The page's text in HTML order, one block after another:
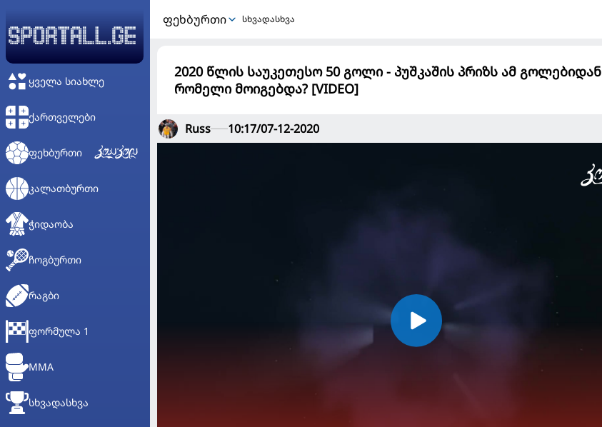
ᲧᲕᲔᲚᲐ ᲡᲘᲐᲮᲚᲔ
ᲥᲐᲠᲗᲕᲔᲚᲔᲑᲘ
ᲤᲔᲮᲑᲣᲠᲗᲘ
ᲙᲐᲚᲐᲗᲑᲣᲠᲗᲘ
ᲭᲘᲓᲐᲝᲑᲐ
ᲩᲝᲒᲑᲣᲠᲗᲘ
ᲠᲐᲒᲑᲘ
ᲤᲝᲠᲛᲣᲚᲐ 1
MMA
ᲡᲮᲕᲐᲓᲐᲡᲮᲕᲐ
ᲤᲔᲮᲑᲣᲠᲗᲘ სხვადასხვა
2020 წლის საუკეთესო 50 გოლი - პუშკაშის პრიზს ამ გოლებიდან
რომელი მოიგებდა? [VIDEO]
Russ 10:17/07-12-2020